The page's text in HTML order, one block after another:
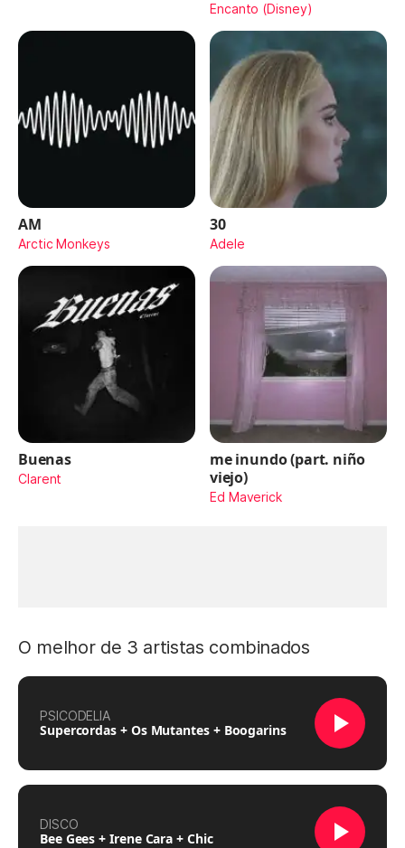
Encanto (Disney)
AM
Arctic Monkeys
30
Adele
Buenas
Clarent
me inundo (part. niño
viejo)
Ed Maverick
O melhor de 3 artistas combinados
PSICODELIA
Supercordas + Os Mutantes + Boogarins
DISCO
Bee Gees + Irene Cara + Chic